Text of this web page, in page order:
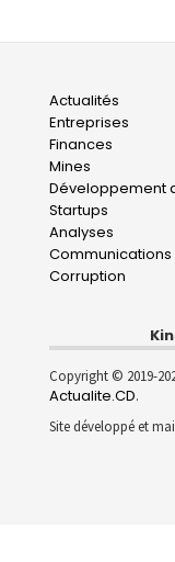
Main
Actualités
Entreprises
Finances
Mines
Développement
Startups
Analyses
Communications
Corruption
Copyright © 2019-
Actualite.CD.
Site développé et